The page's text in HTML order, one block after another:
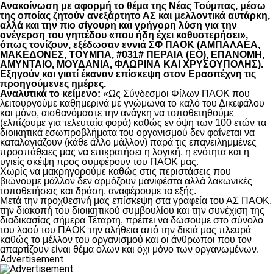
Ανακοίνωση με αφορμή το θέμα της Νέας Τούμπας, μέσω
της οποίας ζητούν ανεξάρτητο ΑΣ και μελλοντικά αυτάρκη,
αλλά και την πιο σίγουρη και γρήγορη λύση για την
ανέγερση του γηπέδου «που ήδη έχει καθυστερήσει»,
όπως τονίζουν, εξέδωσαν εννιά ΣΦ ΠΑΟΚ (ΑΜΠΑΛΑΕΑ,
ΜΑΚΕΔΟΝΕΣ, ΤΟΥΜΠΑ, #031# ΠΕΡΑΙΑ (ΕΟ), ΕΠΑΝΟΜΗ,
ΑΜΥΝΤΑΙΟ, ΜΟΥΔΑΝΙΑ, ΦΛΩΡΙΝΑ ΚΑΙ ΧΡΥΣΟΥΠΟΛΗΣ).
Εξηγούν και γιατί έκαναν επίσκεψη στον Ερασιτέχνη τις
προηγούμενες ημέρες.
Αναλυτικά το κείμενο: «Ως Σύνδεσμοι Φίλων ΠΑΟΚ που
λειτουργούμε καθημερινά με γνώμωνα το καλό του Δικεφάλου
και μόνο, αισθανόμαστε την ανάγκη να τοποθετηθούμε
(ελπίζουμε για τελευταία φορά) καθώς εν όψη των 100 ετών τα
διοικητικά εσωπροβλήματα του οργανισμού δεν φαίνεται να
καταλαγιάζουν (κάθε άλλο μάλλον) παρά τις επανειλημμένες
προσπάθειες μας να επικρατήσει η λογική, η ενότητα και η
υγιείς σκέψη προς συμφέρουν του ΠΑΟΚ μας.
Χωρίς να μακρηγορούμε καθώς στις περιστάσεις που
βιώνουμε μάλλον δεν αρμόζουν μανιφέστα αλλά λακωνικές
τοποθετήσεις και δράση, αναφέρουμε τα εξής.
Μετά την προχθεσινή μας επίσκεψη στα γραφεία του ΑΣ ΠΑΟΚ,
την διακοπή του διοικητικού συμβουλίου και την συνέχιση της
διαδικασίας σήμερα Τέταρτη, πρέπει να δώσουμε στο σύνολο
του λαού του ΠΑΟΚ την αλήθεια από την δικιά μας πλευρά
καθώς το μέλλον του οργανισμού και οι άνθρωποι που τον
απαρτίζουν είναι θέμα όλων και όχι μόνο των οργανωμένων.
Advertisement